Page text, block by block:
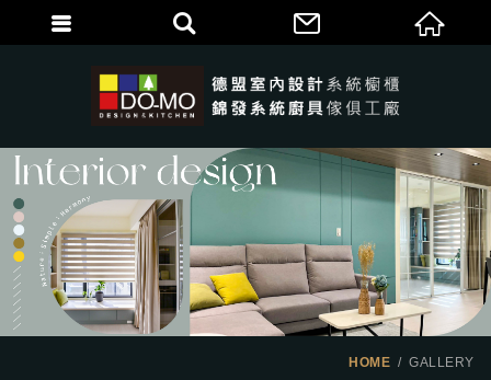
HOME GALLERY